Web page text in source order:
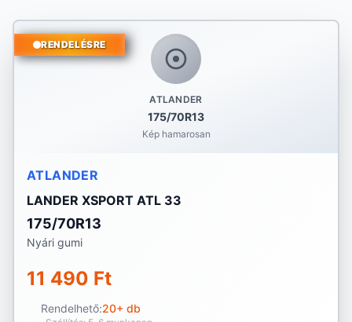
ATLANDER
175/70R13
Kép hamarosan
RENDELÉSRE
ATLANDER
LANDER XSPORT ATL 33
175/70R13
Nyári gumi
11 490 Ft
Rendelhető:20+ db